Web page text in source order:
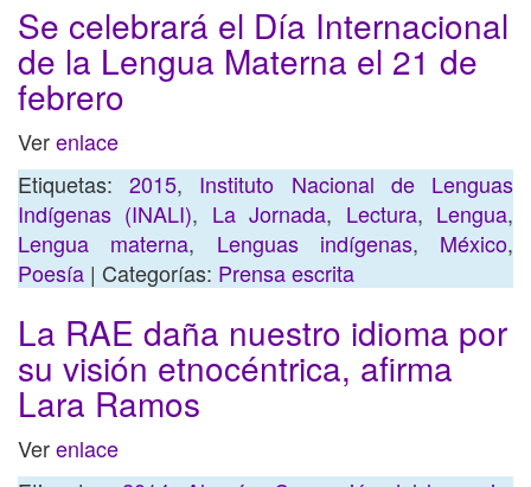
Se celebrará el Día Internacional
de la Lengua Materna el 21 de
febrero
Verenlace
Etiquetas:2015, Instituto Nacional de Lenguas
Indígenas (INALI), La Jornada, Lectura, Lengua,
Lengua materna, Lenguas indígenas, México,
Poesía | Categorías: Prensa escrita
La RAE daña nuestro idioma por
su visión etnocéntrica, afirma
Lara Ramos
Verenlace